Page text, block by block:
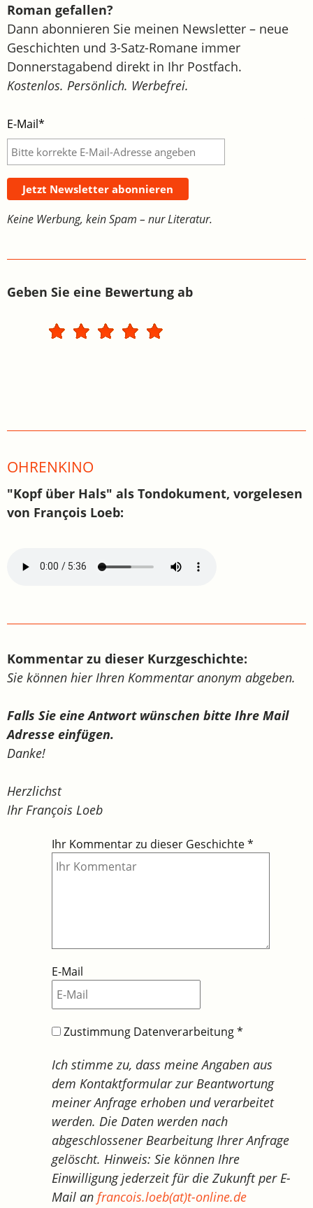
Roman gefallen?
Dann abonnieren Sie meinen Newsletter – neue
Geschichten und 3-Satz-Romane immer
Donnerstagabend direkt in Ihr Postfach.
Kostenlos. Persönlich. Werbefrei.
E-Mail*
Jetzt Newsletter abonnieren
Keine Werbung, kein Spam – nur Literatur.
Geben Sie eine Bewertung ab
OHRENKINO
"Kopf über Hals" als Tondokument, vorgelesen
von François Loeb:
Kommentar zu dieser Kurzgeschichte:
Sie können hier Ihren Kommentar anonym abgeben.
Falls Sie eine Antwort wünschen bitte Ihre Mail
Adresse einfügen.
Danke!
Herzlichst
Ihr François Loeb
Ihr Kommentar zu dieser Geschichte*
E-Mail
Zustimmung Datenverarbeitung*
Ich stimme zu, dass meine Angaben aus
dem Kontaktformular zur Beantwortung
meiner Anfrage erhoben und verarbeitet
werden. Die Daten werden nach
abgeschlossener Bearbeitung Ihrer Anfrage
gelöscht. Hinweis: Sie können Ihre
Einwilligung jederzeit für die Zukunft per E-
Mail anfrancois.loeb(at)t-online.de